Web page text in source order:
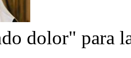
dolor" para